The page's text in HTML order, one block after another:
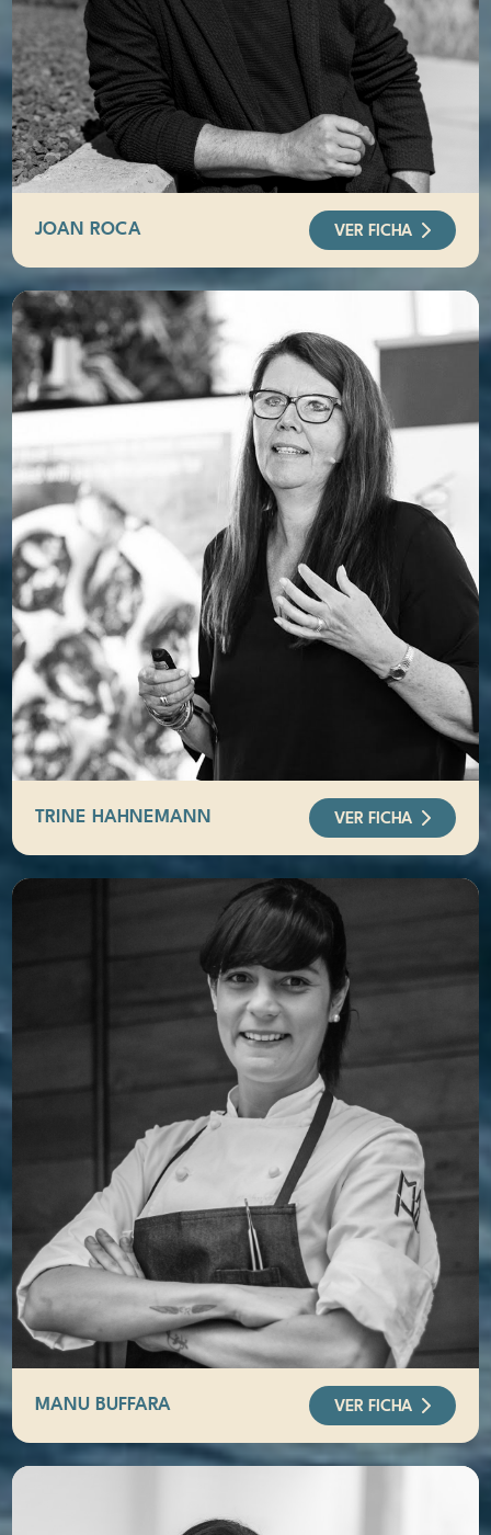
JOAN ROCA VER FICHA
TRINE HAHNEMANN VER FICHA
MANU BUFFARA VER FICHA